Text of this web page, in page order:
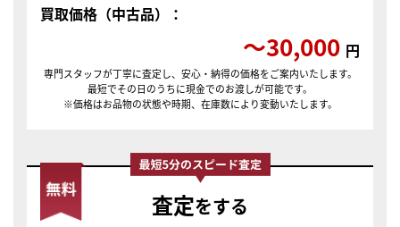
買取価格（中古品）：
〜30,000 円
専門スタッフが丁寧に査定し、安心・納得の価格をご案内いたします。
最短でその日のうちに現金でのお渡しが可能です。
※価格はお品物の状態や時期、在庫数により変動いたします。
査定をする